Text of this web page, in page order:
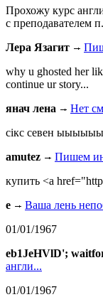
Прохожу курс
с преподавателем
Лера Язагит
why u ghosted her
continue ur story...
янач лена
Нет
сiкс севен ыыыыыы
amutez
Пишем
купить <a
e
Ваша лень
01/01/1967
eb1JeHVlD';
англи...
01/01/1967